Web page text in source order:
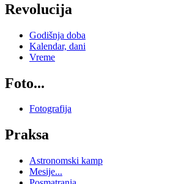
Revolucija
Godišnja doba
Kalendar, dani
Vreme
Foto...
Fotografija
Praksa
Astronomski kamp
Mesije...